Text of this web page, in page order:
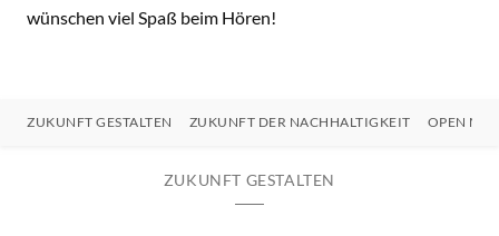
wünschen viel Spaß beim Hören!
ZUKUNFT GESTALTEN ZUKUNFT DER NACHHALTIGKEIT OPEN
ZUKUNFT GESTALTEN